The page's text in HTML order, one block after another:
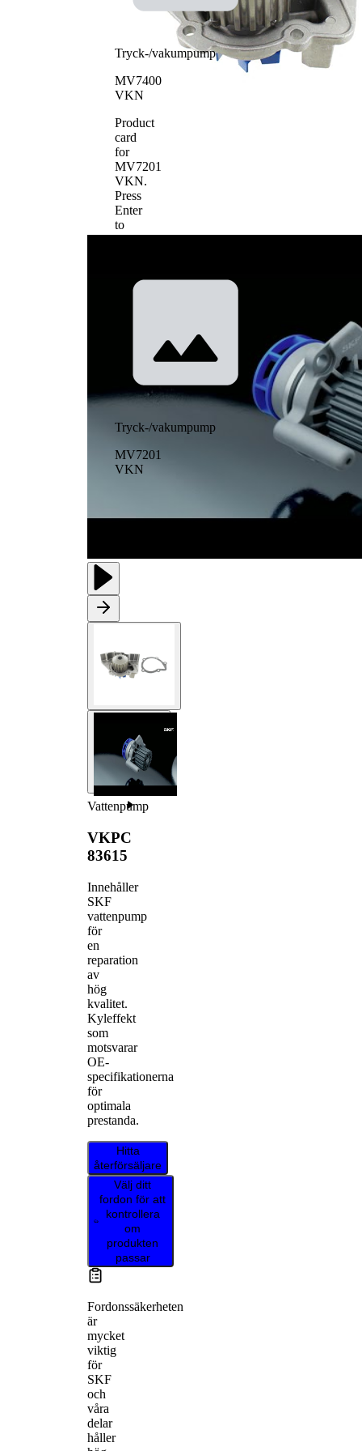
Vattenpump
VKPC
83615
Innehåller
SKF
vattenpump
för
en
reparation
av
hög
kvalitet.
Kyleffekt
som
motsvarar
OE-
specifikationerna
för
optimala
prestanda.
Hitta
återförsäljare
Välj ditt
fordon för att
kontrollera
om
produkten
passar
Fordonssäkerheten
är
mycket
viktig
för
SKF
och
våra
delar
håller
Tryck-/vakumpump
MV7400
VKN
Product
card
for
MV7201
VKN.
Press
Enter
to
view
Tryck-/vakumpump
MV7201
VKN